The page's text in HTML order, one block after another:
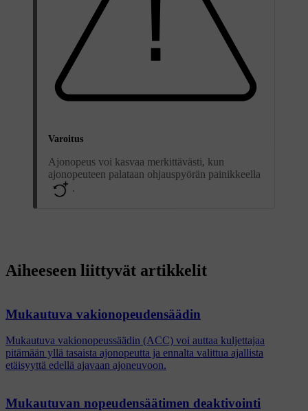
Varoitus
Ajonopeus voi kasvaa merkittävästi, kun
ajonopeuteen palataan ohjauspyörän painikkeella
.
Aiheeseen liittyvät artikkelit
Mukautuva vakionopeudensäädin
Mukautuva vakionopeussäädin (ACC) voi auttaa kuljettajaa
pitämään yllä tasaista ajonopeutta ja ennalta valittua ajallista
etäisyyttä edellä ajavaan ajoneuvoon.
Mukautuvan nopeudensäätimen deaktivointi